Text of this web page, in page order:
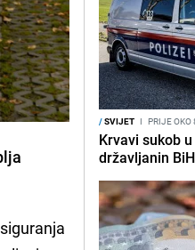
/SVIJET I PRIJE OKO
Krvavi sukob
državljanin BiH